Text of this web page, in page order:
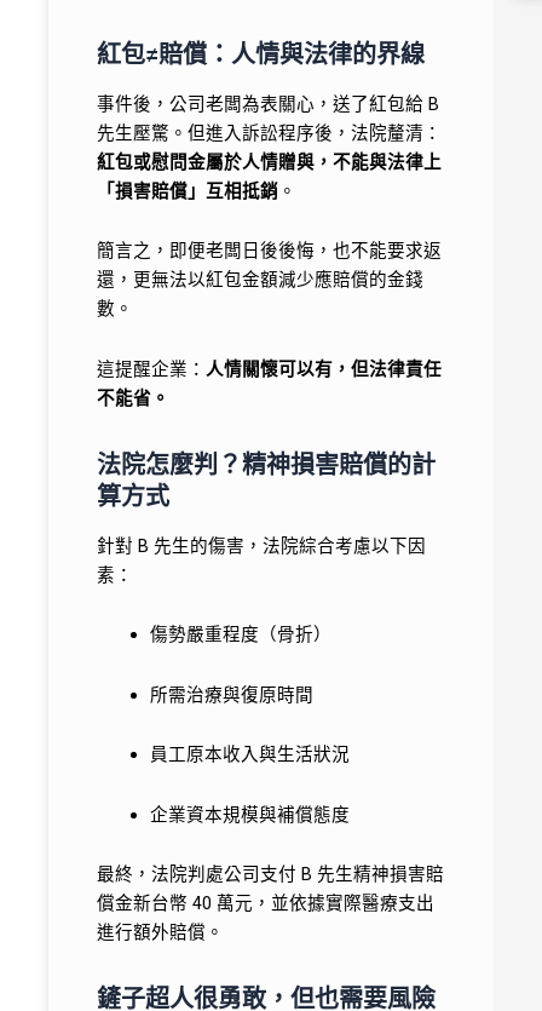
紅包≠賠償：人情與法律的界線
事件後，公司老闆為表關心，送了紅包給 B
先生壓驚。但進入訴訟程序後，法院釐清：
紅包或慰問金屬於人情贈與，不能與法律上
「損害賠償」互相抵銷 。
簡言之，即便老闆日後後悔，也不能要求返
還，更無法以紅包金額減少應賠償的金錢
數。
這提醒企業：人情關懷可以有，但法律責任
不能省。
法院怎麼判？精神損害賠償的計
算方式
針對 B 先生的傷害，法院綜合考慮以下因
素：
傷勢嚴重程度（骨折）
所需治療與復原時間
員工原本收入與生活狀況
企業資本規模與補償態度
最終，法院判處公司支付 B 先生精神損害賠
償金新台幣 40 萬元，並依據實際醫療支出
進行額外賠償。
鏟子超人很勇敢，但也需要風險